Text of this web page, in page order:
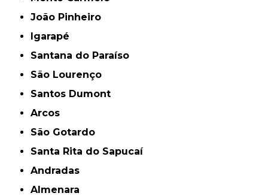
João Pinheiro
Igarapé
Santana do Paraíso
São Lourenço
Santos Dumont
Arcos
São Gotardo
Santa Rita do Sapucaí
Andradas
Almenara